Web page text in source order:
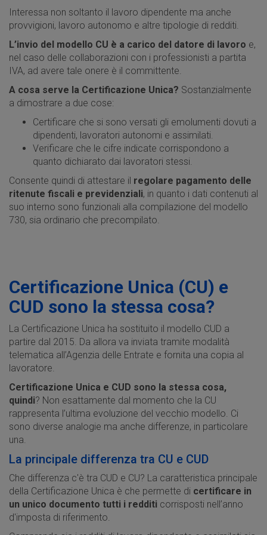
Interessa non soltanto il lavoro dipendente ma anche
provvigioni, lavoro autonomo e altre tipologie di redditi.
L’invio del modello CU è a carico del datore di lavoro e,
nel caso delle collaborazioni con i professionisti a partita
IVA, ad avere tale onere è il committente.
A cosa serve la Certificazione Unica? Sostanzialmente
a dimostrare a due cose:
Certificare che si sono versati gli emolumenti dovuti a
dipendenti, lavoratori autonomi e assimilati.
Verificare che le cifre indicate corrispondono a
quanto dichiarato dai lavoratori stessi.
Consente quindi di attestare il regolare pagamento delle
ritenute fiscali e previdenziali, in quanto i dati contenuti al
suo interno sono funzionali alla compilazione del modello
730, sia ordinario che precompilato.
Certificazione Unica (CU) e
CUD sono la stessa cosa?
La Certificazione Unica ha sostituito il modello CUD a
partire dal 2015. Da allora va inviata tramite modalità
telematica all’Agenzia delle Entrate e fornita una copia al
lavoratore.
Certificazione Unica e CUD sono la stessa cosa,
quindi? Non esattamente dal momento che la CU
rappresenta l’ultima evoluzione del vecchio modello. Ci
sono diverse analogie ma anche differenze, in particolare
una.
La principale differenza tra CU e CUD
Che differenza c'è tra CUD e CU? La caratteristica principale
della Certificazione Unica è che permette di certificare in
un unico documento tutti i redditi corrisposti nell’anno
d'imposta di riferimento.